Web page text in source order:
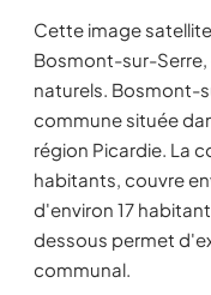
Cette image
Bosmont-sur-
naturels. Bosmont-
commune située
région Picardie. La
habitants, couvre
d'environ 17
dessous permet
communal.